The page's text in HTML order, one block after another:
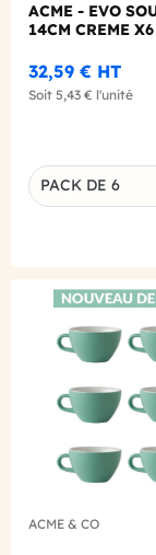
ACME - EVO
14CM CREME X6
32,59 € HT
Soit 5,43 € l'unité
Déclinaison
PACK DE 6
ACME & CO